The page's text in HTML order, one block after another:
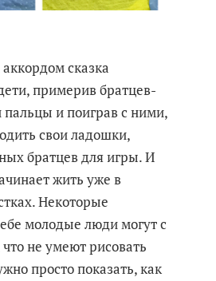
сказка
примерив братцев-
пальцы и поиграв с ними,
свои ладошки,
братцев для игры. И
жить уже в
Некоторые
молодые люди могут с
что не умеют рисовать
просто показать, как